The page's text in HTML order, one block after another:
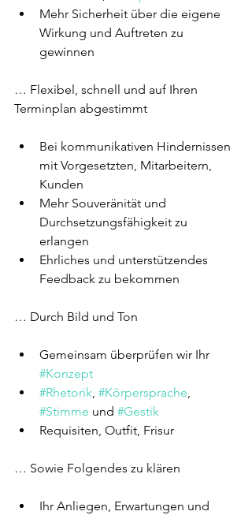
Mehr Sicherheit über die eigene
Wirkung und Auftreten zu
gewinnen
… Flexibel, schnell und auf Ihren
Terminplan abgestimmt​
Bei kommunikativen Hindernissen
mit Vorgesetzten, Mitarbeitern,
Kunden
Mehr Souveränität und
Durchsetzungsfähigkeit zu
erlangen
Ehrliches und unterstützendes
Feedback zu bekommen
… Durch Bild und Ton​
Gemeinsam überprüfen wir Ihr
#Konzept
#Rhetorik, #Körpersprache,
#Stimme und #Gestik
Requisiten, Outfit, Frisur
… Sowie Folgendes zu klären​
Ihr Anliegen, Erwartungen und